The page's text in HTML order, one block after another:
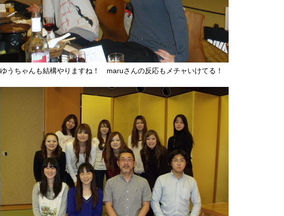
ゆうちゃんも結構やりますね！ maruさんの反応もメチャいけてる！